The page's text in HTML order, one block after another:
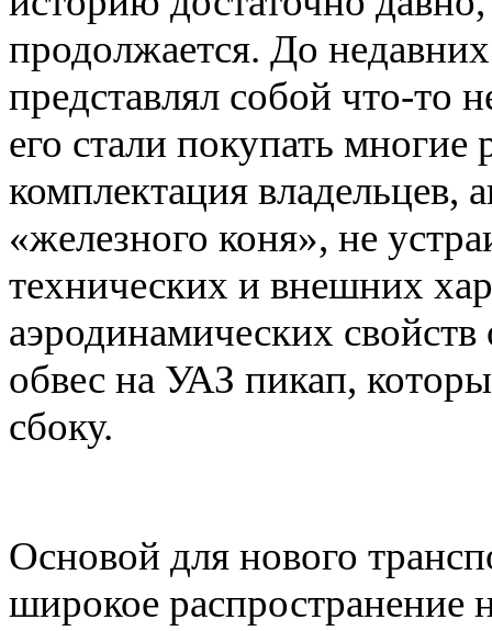
продолжается. До
представлял собой что-то
его стали покупать многие
комплектация владельцев,
«железного коня», не
технических и внешних
аэродинамических
обвес на УАЗ пикап,
сбоку.
Основой для нового
широкое распространение